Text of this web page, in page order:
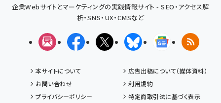
企業Webサイトとマーケティングの実践情報サイト - SEO・アクセス解
析・SNS・UX・CMSなど
メルマガFacebookX(エックス)BlueskyGoogleニュ
RSS
本サイトについて
広告出稿について（媒体資料）
お問い合わせ
利用規約
プライバシーポリシー
特定商取引法に基づく表示